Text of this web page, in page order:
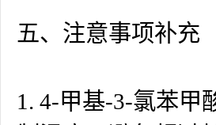
五、注意事项补充
1. 4-甲基-3-氯苯甲